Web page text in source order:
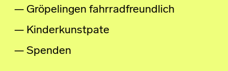
Gröpelingen fahrradfreundlich
Kinderkunstpate
Spenden